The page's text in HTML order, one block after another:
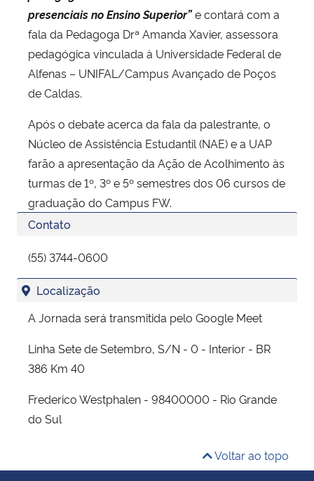
presenciais no Ensino Superior”e contará com a
fala da Pedagoga Drª Amanda Xavier, assessora
pedagógica vinculada à Universidade Federal de
Alfenas – UNIFAL/Campus Avançado de Poços
de Caldas.
Após o debate acerca da fala da palestrante, o
Núcleo de Assistência Estudantil (NAE) e a UAP
farão a apresentação da Ação de Acolhimento às
turmas de 1º, 3º e 5º semestres dos 06 cursos de
graduação do Campus FW.
Contato
(55) 3744-0600
Localização
A Jornada será transmitida pelo Google Meet
Linha Sete de Setembro, S/N - 0 - Interior - BR
386 Km 40
Frederico Westphalen - 98400000 - Rio Grande
do Sul
Voltar ao topo